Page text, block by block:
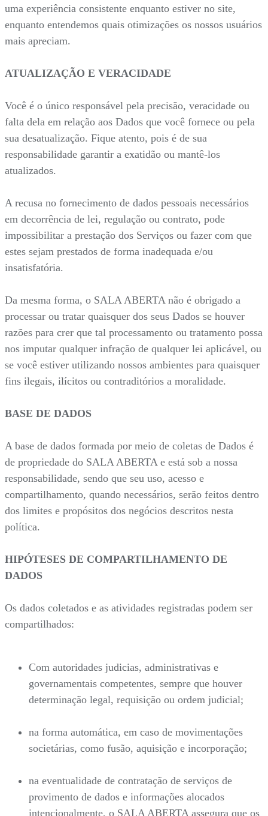
uma experiência consistente enquanto estiver no site,
enquanto entendemos quais otimizações os nossos usuários
mais apreciam.
ATUALIZAÇÃO E VERACIDADE
Você é o único responsável pela precisão, veracidade ou
falta dela em relação aos Dados que você fornece ou pela
sua desatualização. Fique atento, pois é de sua
responsabilidade garantir a exatidão ou mantê-los
atualizados.
A recusa no fornecimento de dados pessoais necessários
em decorrência de lei, regulação ou contrato, pode
impossibilitar a prestação dos Serviços ou fazer com que
estes sejam prestados de forma inadequada e/ou
insatisfatória.
Da mesma forma, o SALA ABERTA não é obrigado a
processar ou tratar quaisquer dos seus Dados se houver
razões para crer que tal processamento ou tratamento possa
nos imputar qualquer infração de qualquer lei aplicável, ou
se você estiver utilizando nossos ambientes para quaisquer
fins ilegais, ilícitos ou contraditórios a moralidade.
BASE DE DADOS
A base de dados formada por meio de coletas de Dados é
de propriedade do SALA ABERTA e está sob a nossa
responsabilidade, sendo que seu uso, acesso e
compartilhamento, quando necessários, serão feitos dentro
dos limites e propósitos dos negócios descritos nesta
política.
HIPÓTESES DE COMPARTILHAMENTO DE
DADOS
Os dados coletados e as atividades registradas podem ser
compartilhados:
Com autoridades judicias, administrativas e
governamentais competentes, sempre que houver
determinação legal, requisição ou ordem judicial;
na forma automática, em caso de movimentações
societárias, como fusão, aquisição e incorporação;
na eventualidade de contratação de serviços de
provimento de dados e informações alocados
intencionalmente, o SALA ABERTA assegura que os